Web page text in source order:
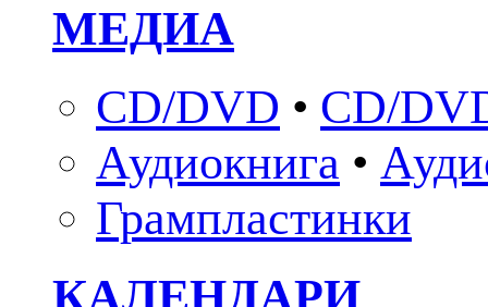
МЕДИА
CD/DVD • CD/
Аудиокнига •
Грампластинки